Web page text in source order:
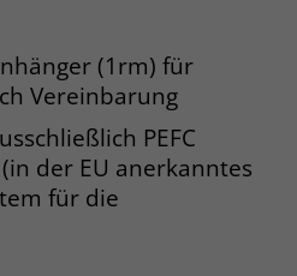
(1rm) für
Vereinbarung
PEFC
der EU anerkanntes
für die